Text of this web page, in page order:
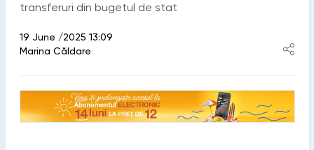
transferuri din bugetul de stat
19 June /2025 13:09
Marina Căldare